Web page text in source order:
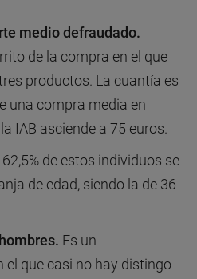
medio defraudado.
de la compra en el que
productos. La cuantía es
una compra media en
IAB asciende a 75 euros.
62,5% de estos individuos se
de edad, siendo la de 36
Es un
que casi no hay distingo